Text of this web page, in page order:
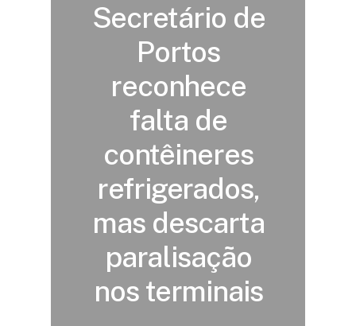
Secretário de
Portos
reconhece
falta de
contêineres
refrigerados,
mas descarta
paralisação
nos terminais